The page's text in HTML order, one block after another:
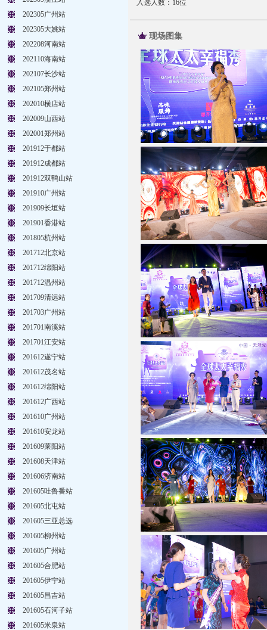
202305广州站
202305大姚站
202208河南站
202110海南站
202107长沙站
202105郑州站
202010横店站
202009山西站
202001郑州站
201912于都站
201912成都站
201912双鸭山站
201910广州站
201909长垣站
201901香港站
201805杭州站
201712北京站
201712绵阳站
201712温州站
201709清远站
201703广州站
201701南溪站
201701江安站
201612遂宁站
201612茂名站
201612绵阳站
201612广西站
201610广州站
201610安龙站
201609莱阳站
201608天津站
201606济南站
201605吐鲁番站
201605北屯站
201605三亚总选
201605柳州站
201605广州站
201605合肥站
201605伊宁站
201605昌吉站
201605石河子站
201605米泉站
入选人数：16位
现场图集